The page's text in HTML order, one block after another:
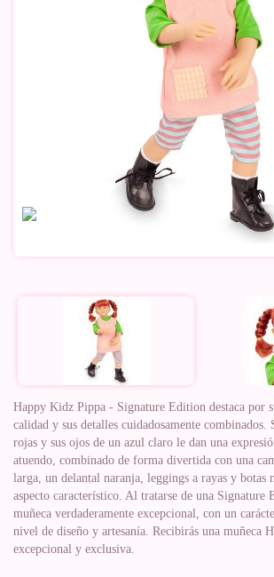
Happy Kidz Pippa - Signature Edition destaca por
calidad y sus detalles cuidadosamente combinados.
rojas y sus ojos de un azul claro le dan una
atuendo, combinado de forma divertida con una
larga, un delantal naranja, leggings a rayas y botas
aspecto característico. Al tratarse de una Signature
muñeca verdaderamente excepcional, con un
nivel de diseño y artesanía. Recibirás una muñeca
excepcional y exclusiva.